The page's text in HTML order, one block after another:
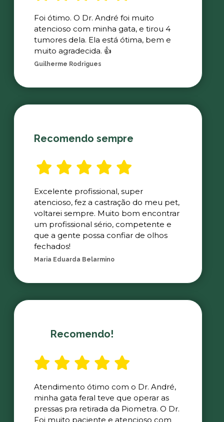
Foi ótimo. O Dr. André foi muito
atencioso com minha gata, e tirou 4
tumores dela. Ela está ótima, bem e
muito agradecida. 👍
Guilherme Rodrigues
Recomendo sempre
Excelente profissional, super
atencioso, fez a castração do meu pet,
voltarei sempre. Muito bom encontrar
um profissional sério, competente e
que a gente possa confiar de olhos
fechados!
Maria Eduarda Belarmino
Recomendo!
Atendimento ótimo com o Dr. André,
minha gata feral teve que operar as
pressas pra retirada da Piometra. O Dr.
Foi muito paciente e atencioso com